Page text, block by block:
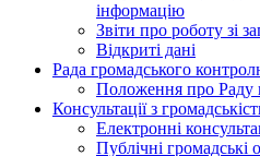
інформацію
Звіти про роботу зі
Відкриті дані
Рада громадського
Положення про Раду
Консультації з
Електронні
Публічні громадські